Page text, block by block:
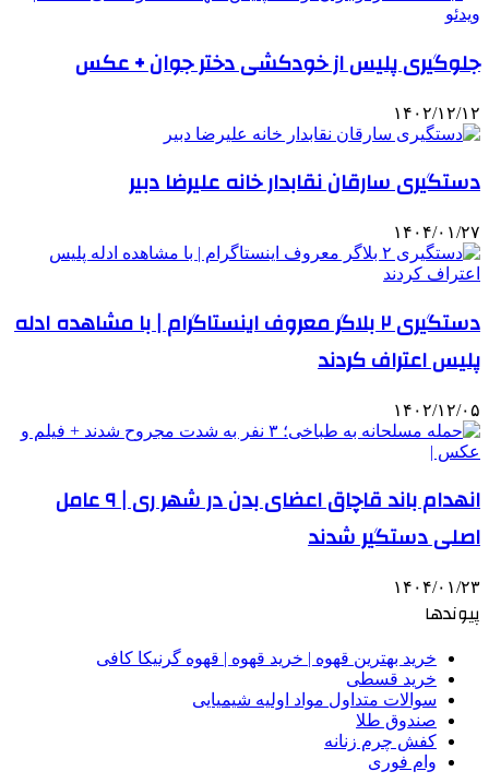
جلوگیری پلیس از خودکشی دختر جوان +‌ عکس
۱۴۰۲/۱۲/۱۲
دستگیری سارقان نقابدار خانه علیرضا دبیر
۱۴۰۴/۰۱/۲۷
دستگیری ۲ بلاگر معروف اینستاگرام | با مشاهده ادله
پلیس اعتراف کردند
۱۴۰۲/۱۲/۰۵
انهدام باند قاچاق اعضای بدن در شهر ری | ۹ عامل
اصلی دستگیر شدند
۱۴۰۴/۰۱/۲۳
پیوندها
خرید بهترین قهوه | خرید قهوه | قهوه گرنیکا کافی
خرید قسطی
سوالات متداول مواد اولیه شیمیایی
صندوق طلا
کفش چرم زنانه
وام فوری